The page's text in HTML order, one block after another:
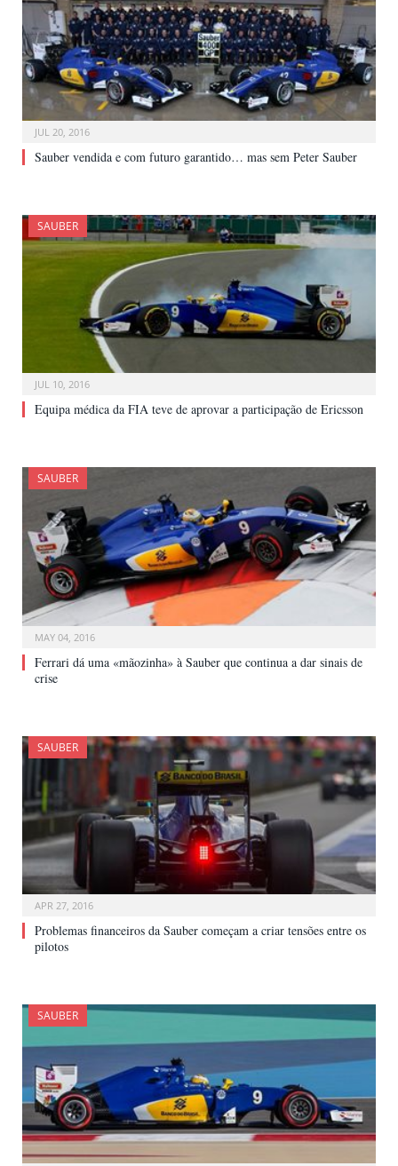
JUL 20, 2016
Sauber vendida e com futuro garantido… mas sem Peter Sauber
SAUBER
JUL 10, 2016
Equipa médica da FIA teve de aprovar a participação de Ericsson
SAUBER
MAY 04, 2016
Ferrari dá uma «mãozinha» à Sauber que continua a dar sinais de
crise
SAUBER
APR 27, 2016
Problemas financeiros da Sauber começam a criar tensões entre os
pilotos
SAUBER